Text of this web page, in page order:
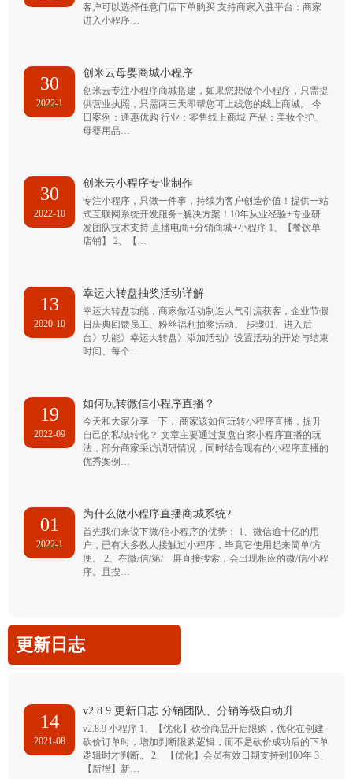
客户可以选择任意门店下单购买 支持商家入驻平台：商家
进入小程序…
30
2022-1
创米云母婴商城小程序
创米云专注小程序商城搭建，如果您想做个小程序，只需提
供营业执照，只需两三天即帮您可上线您的线上商城。 今
日案例：通惠优购 行业：零售线上商城 产品：美妆个护、
母婴用品…
30
2022-10
创米云小程序专业制作
专注小程序，只做一件事，持续为客户创造价值！提供一站
式互联网系统开发服务+解决方案！10年从业经验+专业研
发团队技术支持 直播电商+分销商城+小程序 1、【餐饮单
店铺】 2、【…
13
2020-10
幸运大转盘抽奖活动详解
幸运大转盘功能，商家做活动制造人气引流获客，企业节假
日庆典回馈员工、粉丝福利抽奖活动。 步骤01、进入后
台》功能》幸运大转盘》添加活动》设置活动的开始与结束
时间、每个…
19
2022-09
如何玩转微信小程序直播？
今天和大家分享一下， 商家该如何玩转小程序直播，提升
自己的私域转化？ 文章主要通过复盘自家小程序直播的玩
法，部分商家采访调研情况，同时结合现有的小程序直播的
优秀案例…
01
2022-1
为什么做小程序直播商城系统?
首先我们来说下微/信小程序的优势： 1、微信逾十亿的用
户，已有大多数人接触过小程序，毕竟它使用起来简单/方
便。 2、在微/信/第/一屏直接搜索，会出现相应的微/信/小程
序。且搜…
更新日志
14
2021-08
v2.8.9 更新日志 分销团队、分销等级自动升
v2.8.9 小程序 1、【优化】砍价商品开启限购，优化在创建
砍价订单时，增加判断限购逻辑，而不是砍价成功后的下单
逻辑时才判断。 2、【优化】会员有效日期支持到100年 3、
【新增】新…